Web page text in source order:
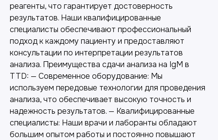
реагенты, что гарантирует достоверность
результатов. Наши квалифицированные
специалисты обеспечивают профессиональный
подход к каждому пациенту и предоставляют
консультации по интерпретации результатов
анализа. Преимущества сдачи анализа на IgM в
TTD: — Современное оборудование: Мы
используем передовые технологии для проведения
анализа, что обеспечивает высокую точность и
надежность результатов. — Квалифицированные
специалисты: Наши врачи и лаборанты обладают
большим опытом работы и постоянно повышают
Другие наши услуги